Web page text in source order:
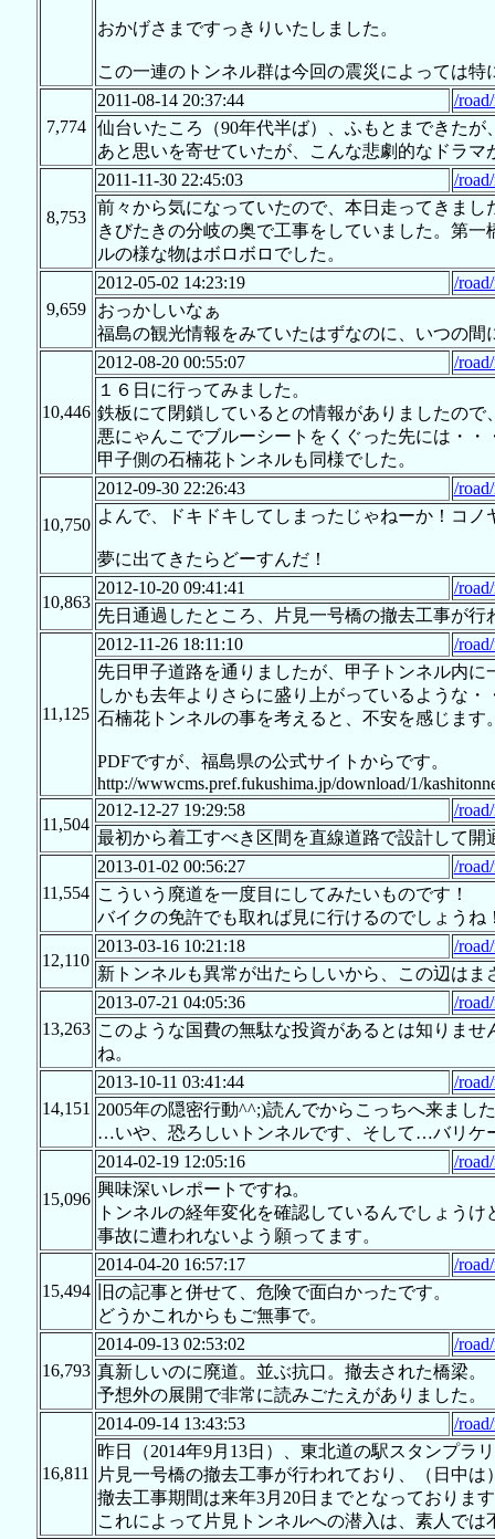
おかげさまですっきりいたしました。
この一連のトンネル群は今回の震災によっては
7,774
2011-08-14 20:37:44
/
仙台いたころ（90年代半ば）、ふもとまできた
あと思いを寄せていたが、こんな悲劇的なドラ
8,753
2011-11-30 22:45:03
/
前々から気になっていたので、本日走ってきまし
きびたきの分岐の奥で工事をしていました。第
ルの様な物はボロボロでした。
9,659
2012-05-02 14:23:19
/
おっかしいなぁ
福島の観光情報をみていたはずなのに、いつの間
10,446
2012-08-20 00:55:07
/
１６日に行ってみました。
鉄板にて閉鎖しているとの情報がありましたの
悪にゃんこでブルーシートをくぐった先には・
甲子側の石楠花トンネルも同様でした。
10,750
2012-09-30 22:26:43
/
よんで、ドキドキしてしまったじゃねーか！コノ
夢に出てきたらどーすんだ！
10,863
2012-10-20 09:41:41
/
先日通過したところ、片見一号橋の撤去工事が
11,125
2012-11-26 18:11:10
/
先日甲子道路を通りましたが、甲子トンネル内
しかも去年よりさらに盛り上がっているような・
石楠花トンネルの事を考えると、不安を感じます
PDFですが、福島県の公式サイトからです。
http://wwwcms.pref.fukushima.jp/download/1/
11,504
2012-12-27 19:29:58
/
最初から着工すべき区間を直線道路で設計して
11,554
2013-01-02 00:56:27
/
こういう廃道を一度目にしてみたいものです！
バイクの免許でも取れば見に行けるのでしょうね
12,110
2013-03-16 10:21:18
/
新トンネルも異常が出たらしいから、この辺はま
13,263
2013-07-21 04:05:36
/
このような国費の無駄な投資があるとは知りま
ね。
14,151
2013-10-11 03:41:44
/
2005年の隠密行動^^;)読んでからこっちへ来まし
…いや、恐ろしいトンネルです、そして…バリケ
15,096
2014-02-19 12:05:16
/
興味深いレポートですね。
トンネルの経年変化を確認しているんでしょう
事故に遭われないよう願ってます。
15,494
2014-04-20 16:57:17
/
旧の記事と併せて、危険で面白かったです。
どうかこれからもご無事で。
16,793
2014-09-13 02:53:02
/
真新しいのに廃道。並ぶ抗口。撤去された橋梁。
予想外の展開で非常に読みごたえがありました。
16,811
2014-09-14 13:43:53
/
昨日（2014年9月13日）、東北道の駅スタンプラ
片見一号橋の撤去工事が行われており、（日中
撤去工事期間は来年3月20日までとなっておりま
これによって片見トンネルへの潜入は、素人で